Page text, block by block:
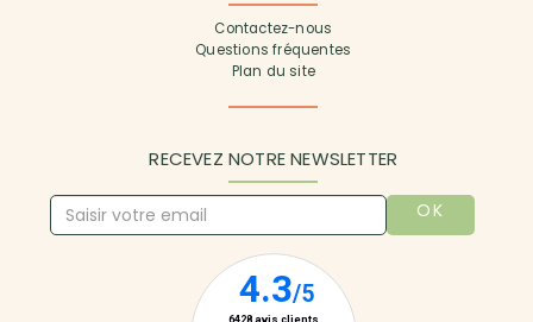
Contactez-nous
Questions fréquentes
Plan du site
RECEVEZ NOTRE NEWSLETTER
OK